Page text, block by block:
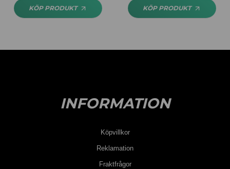
KÖP PRODUKT KÖP PRODUKT
INFORMATION
Köpvillkor
Reklamation
Fraktfrågor